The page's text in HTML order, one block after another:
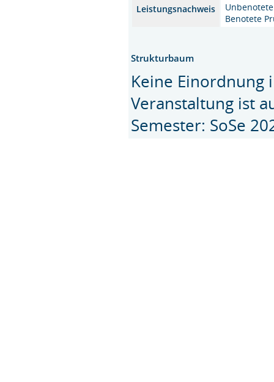
Leistungsnachweis
Benotete
Strukturbaum
Keine Einordnung
Veranstaltung ist
Semester: SoSe